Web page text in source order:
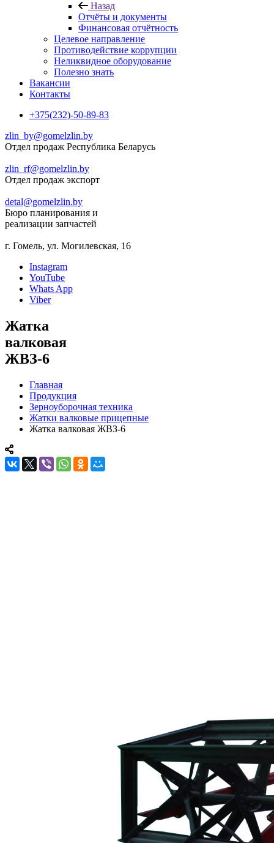
Назад
Отчёты и документы
Финансовая отчётность
Целевое направление
Противодействие коррупции
Неликвидное оборудование
Полезно знать
Вакансии
Контакты
+375(232)-50-89-83
zlin_by@gomelzlin.by
Отдел продаж Республика Беларусь
zlin_rf@gomelzlin.by
Отдел продаж экспорт
detal@gomelzlin.by
Бюро планирования и
реализации запчастей
г. Гомель, ул. Могилевская, 16
Instagram
YouTube
Whats App
Viber
Жатка
валковая
ЖВЗ-6
Главная
Продукция
Зерноуборочная техника
Жатки валковые прицепные
Жатка валковая ЖВЗ-6